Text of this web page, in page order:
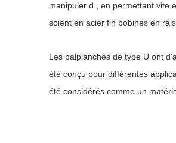
manipuler d , en permettant vite
soient en acier fin bobines en
Les palplanches de type U ont
été conçu pour différentes
été considérés comme un